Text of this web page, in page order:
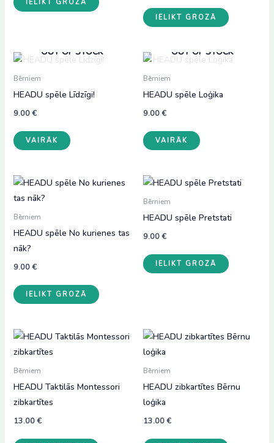
IELIKT GROZĀ
IELIKT GROZĀ
OUT OF STOCK
Bērniem
HEADU spēle Līdzīgi!
9.00€
VAIRĀK
OUT OF STOCK
Bērniem
HEADU spēle Loģika
9.00€
VAIRĀK
Bērniem
HEADU spēle No kurienes tas
nāk?
9.00€
IELIKT GROZĀ
Bērniem
HEADU spēle Pretstati
9.00€
IELIKT GROZĀ
Bērniem
HEADU Taktilās Montessori
zibkartītes
13.00€
Bērniem
HEADU zibkartītes Bērnu
loģika
13.00€